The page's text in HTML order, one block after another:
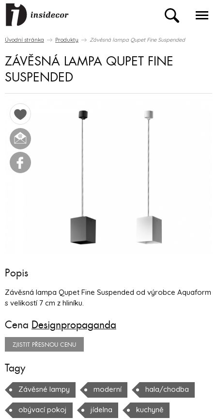
Úvodní stránka Produkty Závěsná lampa Qupet Fine Suspended
ZÁVĚSNÁ LAMPA QUPET FINE
SUSPENDED
Popis
Závěsná lampa Qupet Fine Suspended od výrobce Aquaform
s velikostí 7 cm z hliníku.
Cena Designpropaganda
ZJISTIT PŘESNOU CENU
Tagy
Závěsné lampy moderní hala/chodba
obývací pokoj jídelna kuchyně